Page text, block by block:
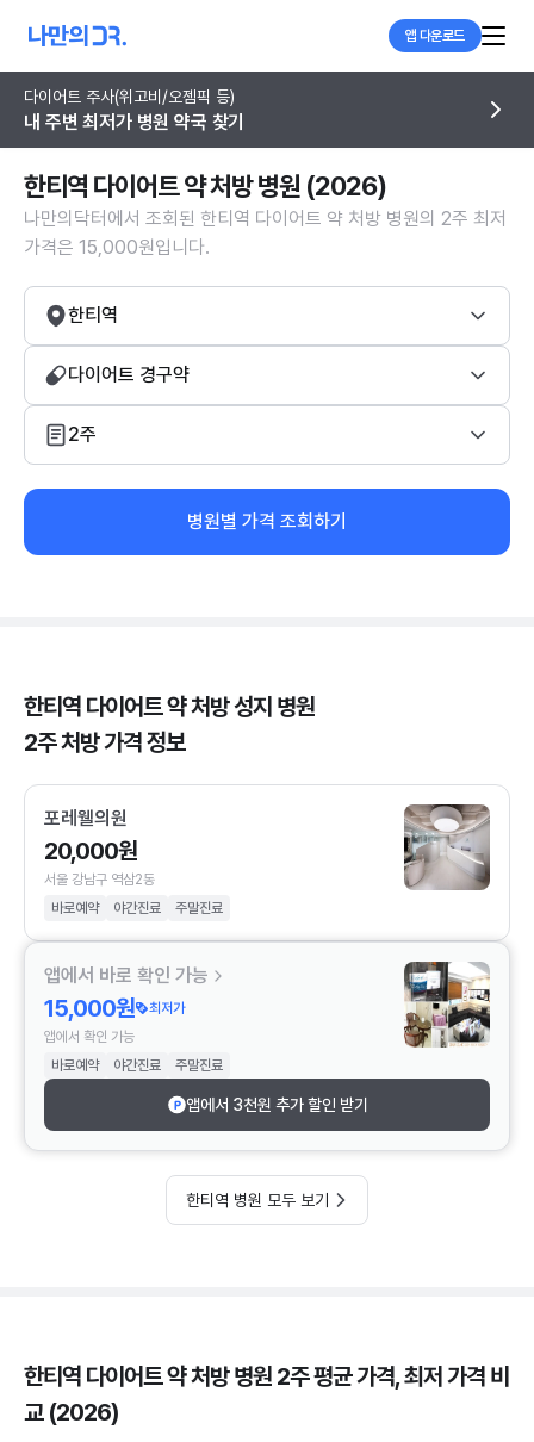
앱 다운로드
다이어트 주사(위고비/오젬픽 등)
내 주변 최저가 병원 약국 찾기
한티역 다이어트 약 처방 병원 (2026)
나만의닥터에서 조회된 한티역 다이어트 약 처방 병원의 2주 최저
가격은 15,000원입니다.
한티역
다이어트 경구약
2주
병원별 가격 조회하기
한티역 다이어트 약 처방 성지 병원
2주 처방 가격 정보
포레웰의원
20,000원
서울 강남구 역삼2동
바로예약
야간진료 주말진료
앱에서 바로 확인 가능
15,000원
최저가
앱에서 확인 가능
바로예약
야간진료 주말진료
앱에서 3천원 추가 할인 받기
한티역 병원 모두 보기
한티역 다이어트 약 처방 병원 2주 평균 가격, 최저 가격 비
교 (2026)